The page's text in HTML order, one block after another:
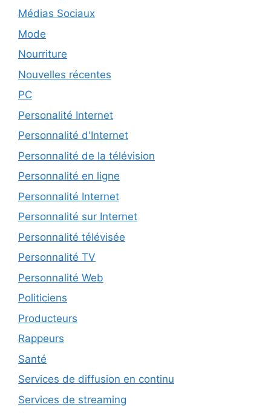
Médias Sociaux
Mode
Nourriture
Nouvelles récentes
PC
Personalité Internet
Personnalité d'Internet
Personnalité de la télévision
Personnalité en ligne
Personnalité Internet
Personnalité sur Internet
Personnalité télévisée
Personnalité TV
Personnalité Web
Politiciens
Producteurs
Rappeurs
Santé
Services de diffusion en continu
Services de streaming